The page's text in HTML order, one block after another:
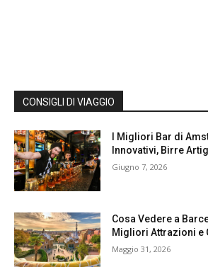
CONSIGLI DI VIAGGIO
I Migliori Bar di
Innovativi, Birre
Giugno 7, 2026
Cosa Vedere a
Migliori Attrazioni e
Maggio 31, 2026